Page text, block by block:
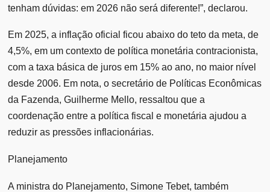
tenham dúvidas: em 2026 não será diferente!”, declarou.
Em 2025, a inflação oficial ficou abaixo do teto da meta, de
4,5%, em um contexto de política monetária contracionista,
com a taxa básica de juros em 15% ao ano, no maior nível
desde 2006. Em nota, o secretário de Políticas Econômicas
da Fazenda, Guilherme Mello, ressaltou que a
coordenação entre a política fiscal e monetária ajudou a
reduzir as pressões inflacionárias.
Planejamento
A ministra do Planejamento, Simone Tebet, também